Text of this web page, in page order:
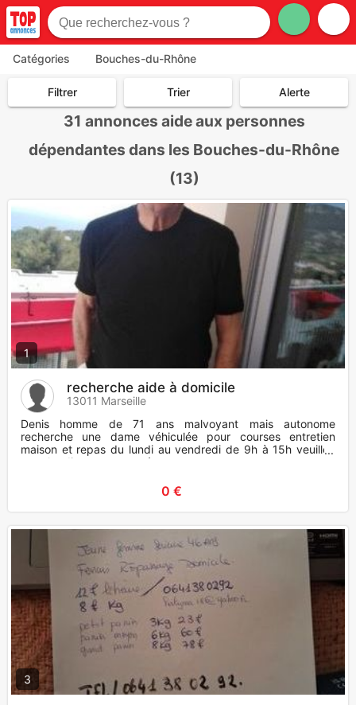
Catégories Bouches-du-Rhône
Filtrer Trier Alerte
31 annonces aide aux personnes
dépendantes dans les Bouches-du-Rhône
(13)
1
recherche aide à domicile
13011 Marseille
Denis homme de 71 ans malvoyant mais autonome
recherche une dame véhiculée pour courses entretien
maison et repas du lundi au vendredi de 9h à 15h veuillez
appeler directement aprè
0 €
3